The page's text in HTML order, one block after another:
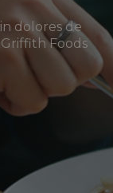
dolores de
Foods